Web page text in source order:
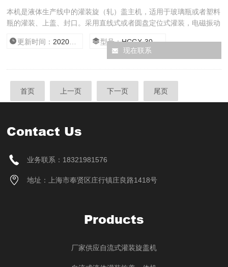
本机是液体生产线中的灌装旋（轧）盖主机，适用于玻璃瓶或者塑料
瓶的灌装、上盖、封口。采用直线式或者圆盘定位式灌装，电磁振动
盖合二为一，设计合理，结构紧凑，符合GMP要求。
更新时间： 2020/12/9 15:49:25 型号：HCGX-30/500
现在联系
首页 上一页 下一页 尾页
Contact Us
业务联系：18321981576
地址：上海市奉贤区庄行镇庄良路1418号
Products
厂家供应自流式灌装旋盖机